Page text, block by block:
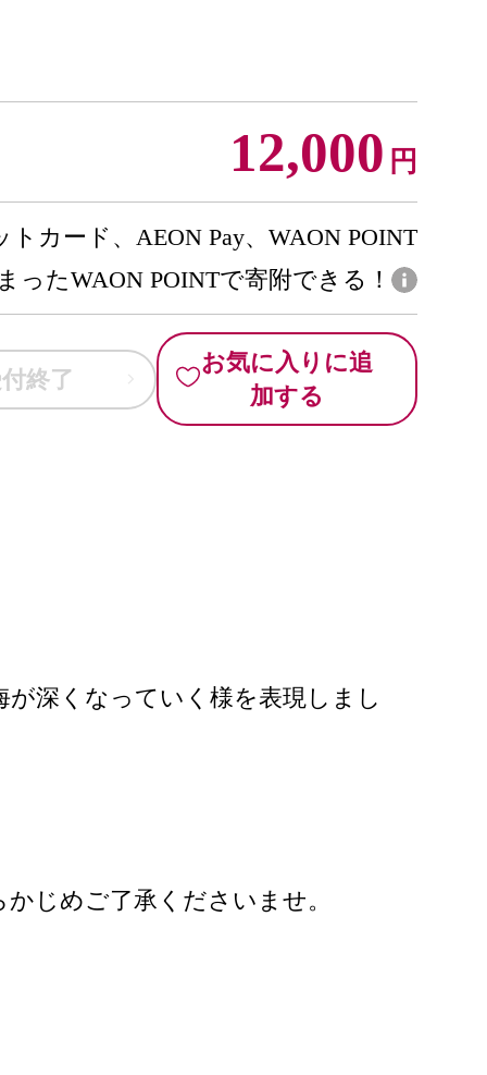
12,000 円
トカード、AEON Pay、WAON POINT
ったWAON POINTで寄附できる！
終了
お気に入りに追
加する
深くなっていく様を表現しまし
じめご了承くださいませ。